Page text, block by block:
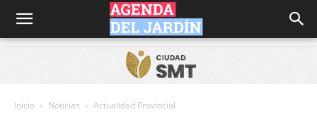
Agenda
Inicio Noticias Actualidad Provincial